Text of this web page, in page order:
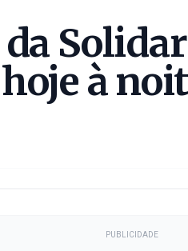
da
à
PUBLICIDADE